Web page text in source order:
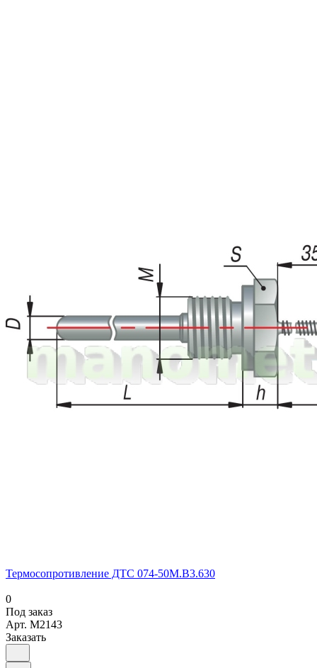
Термосопротивление ДТС 074-50М.В3.630
0
Под заказ
Арт. M2143
Заказать